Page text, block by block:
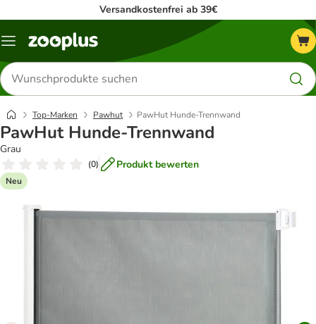
Versandkostenfrei ab 39€
Menü
Produkte
suchen
Top-Marken Pawhut PawHut Hunde-Trennwand
PawHut Hunde-Trennwand
Grau
(0) Produkt bewerten
Neu